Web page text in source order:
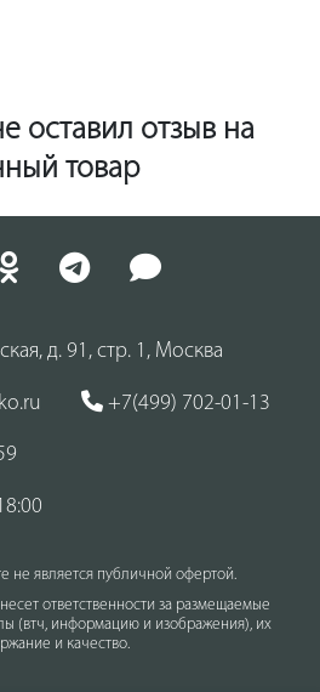
оставил отзыв на
товар
д. 91, стр. 1, Москва
+7(499) 702-01-13
не является публичной офертой.
ответственности за размещаемые
(втч, информацию и изображения), их
и качество.